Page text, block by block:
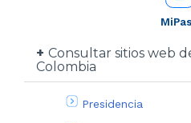
Consultar sitios web
Colombia
Presidencia